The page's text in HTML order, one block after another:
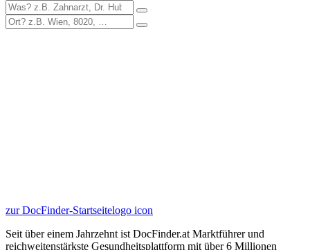
zur DocFinder-Startseitelogo icon
Seit über einem Jahrzehnt ist DocFinder.at Marktführer und
reichweitenstärkste Gesundheitsplattform mit über 6 Millionen